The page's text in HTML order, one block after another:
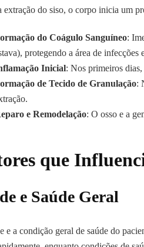
extração do siso, o corpo inicia um
do Coágulo Sanguíneo:
protegendo a área de
Inicial: Nos primeiros
de Tecido de Granulação:
e Remodelação: O osso e a
que
e Saúde Geral
e a condição geral de saúde do